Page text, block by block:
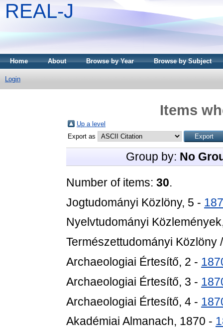
REAL-J
Home About Browse by Year Browse by Subject
Login
Items
Up a level
Export as
Group by: No
Number of items: 30.
Jogtudományi Közlöny, 5 -
Nyelvtudományi
Természettudományi Közlöny
Archaeologiai Értesítő, 2 -
Archaeologiai Értesítő, 3 -
Archaeologiai Értesítő, 4 -
Akadémiai Almanach, 1870 -